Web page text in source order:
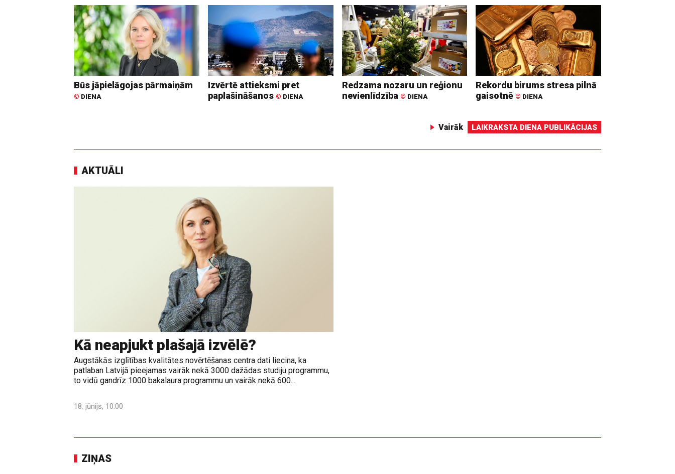
Būs jāpielāgojas pārmaiņām
© DIENA
Izvērtē attieksmi pret
paplašināšanos © DIENA
Redzama nozaru un reģionu
nevienlīdzība © DIENA
Rekordu birums stresa pilnā
gaisotnē © DIENA
Vairāk LAIKRAKSTA DIENA PUBLIKĀCIJAS
AKTUĀLI
Kā neapjukt plašajā izvēlē?
Augstākās izglītības kvalitātes novērtēšanas centra dati liecina, ka
patlaban Latvijā pieejamas vairāk nekā 3000 dažādas studiju programmu,
to vidū gandrīz 1000 bakalaura programmu un vairāk nekā 600...
18. jūnijs, 10:00
ZIŅAS